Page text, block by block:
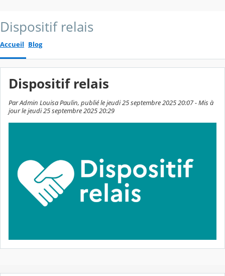
Dispositif relais
Accueil Blog
Dispositif relais
Par Admin Louisa Paulin, publié le jeudi 25 septembre 2025 20:07 - Mis à
jour le jeudi 25 septembre 2025 20:29